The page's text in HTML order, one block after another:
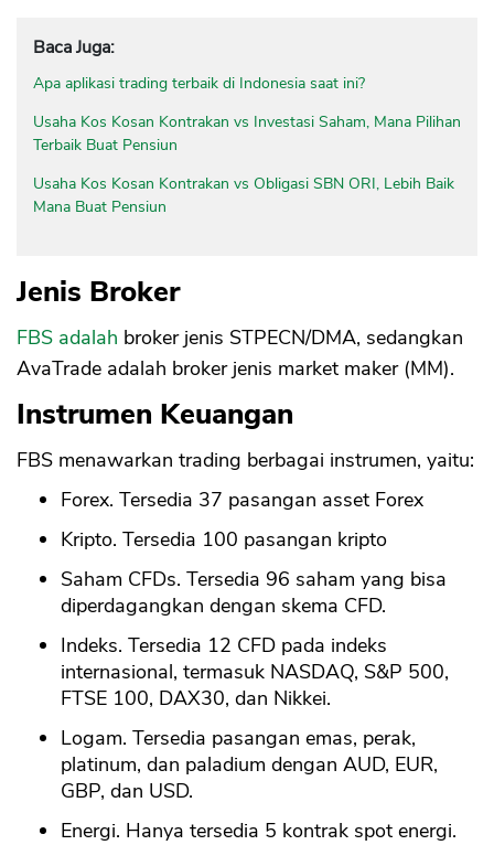
Baca Juga:
Apa aplikasi trading terbaik di Indonesia saat ini?
Usaha Kos Kosan Kontrakan vs Investasi Saham, Mana Pilihan
Terbaik Buat Pensiun
Usaha Kos Kosan Kontrakan vs Obligasi SBN ORI, Lebih Baik
Mana Buat Pensiun
Jenis Broker
FBS adalah broker jenis STPECN/DMA, sedangkan
AvaTrade adalah broker jenis market maker (MM).
Instrumen Keuangan
FBS menawarkan trading berbagai instrumen, yaitu:
Forex. Tersedia 37 pasangan asset Forex
Kripto. Tersedia 100 pasangan kripto
Saham CFDs. Tersedia 96 saham yang bisa
diperdagangkan dengan skema CFD.
Indeks. Tersedia 12 CFD pada indeks
internasional, termasuk NASDAQ, S&P 500,
FTSE 100, DAX30, dan Nikkei.
Logam. Tersedia pasangan emas, perak,
platinum, dan paladium dengan AUD, EUR,
GBP, dan USD.
Energi. Hanya tersedia 5 kontrak spot energi.